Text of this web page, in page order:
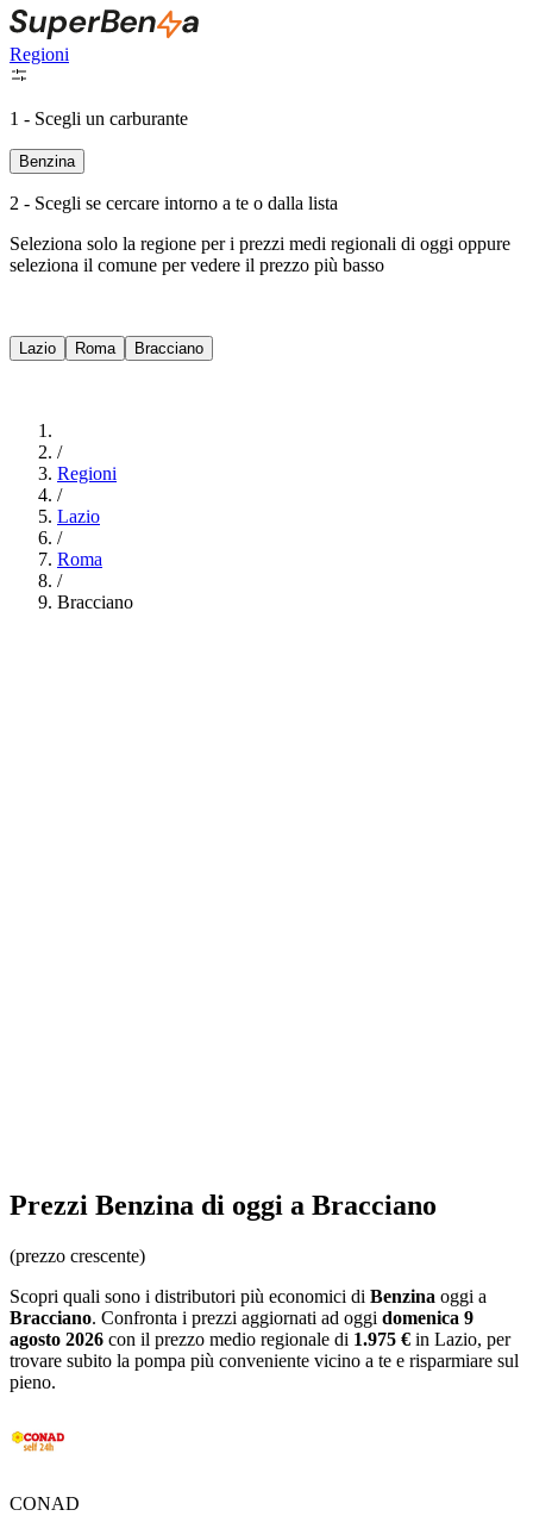
Regioni
1 - Scegli un carburante
Benzina
2 - Scegli se cercare intorno a te o dalla lista
Seleziona solo la regione per i prezzi medi regionali di oggi oppure
seleziona il comune per vedere il prezzo più basso
Lazio Roma Bracciano
/
Regioni
/
Lazio
/
Roma
/
Bracciano
Prezzi Benzina di oggi a Bracciano
(prezzo crescente)
Scopri quali sono i distributori più economici di Benzina oggi a
Bracciano. Confronta i prezzi aggiornati ad oggi domenica 9
agosto 2026 con il prezzo medio regionale di 1.975 € in Lazio, per
trovare subito la pompa più conveniente vicino a te e risparmiare sul
pieno.
CONAD